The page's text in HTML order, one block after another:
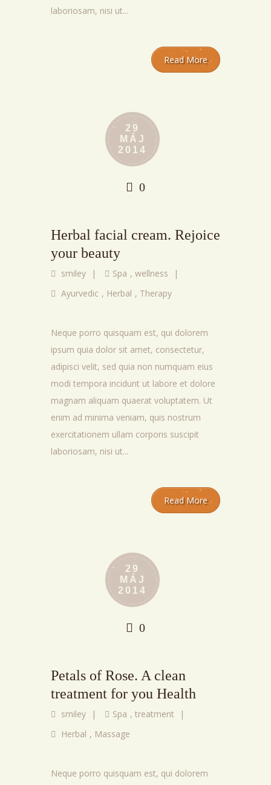
laboriosam, nisi ut...
Read More
29
MÁJ
2014
0
Herbal facial cream. Rejoice
your beauty
smiley | Spa , wellness
|
Ayurvedic , Herbal , Therapy
Neque porro quisquam est, qui dolorem
ipsum quia dolor sit amet, consectetur,
adipisci velit, sed quia non numquam eius
modi tempora incidunt ut labore et dolore
magnam aliquam quaerat voluptatem. Ut
enim ad minima veniam, quis nostrum
exercitationem ullam corporis suscipit
laboriosam, nisi ut...
Read More
29
MÁJ
2014
0
Petals of Rose. A clean
treatment for you Health
smiley | Spa , treatment
|
Herbal , Massage
Neque porro quisquam est, qui dolorem